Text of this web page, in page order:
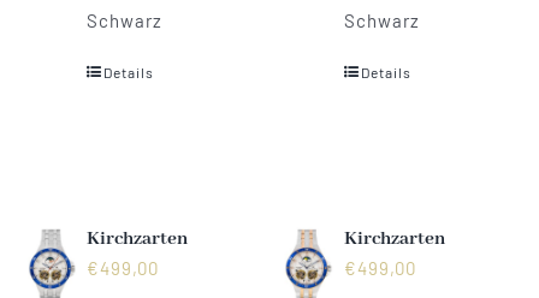
Schwarz
Details
Schwarz
Details
Kirchzarten
€499,00
Kirchzarten
€499,00